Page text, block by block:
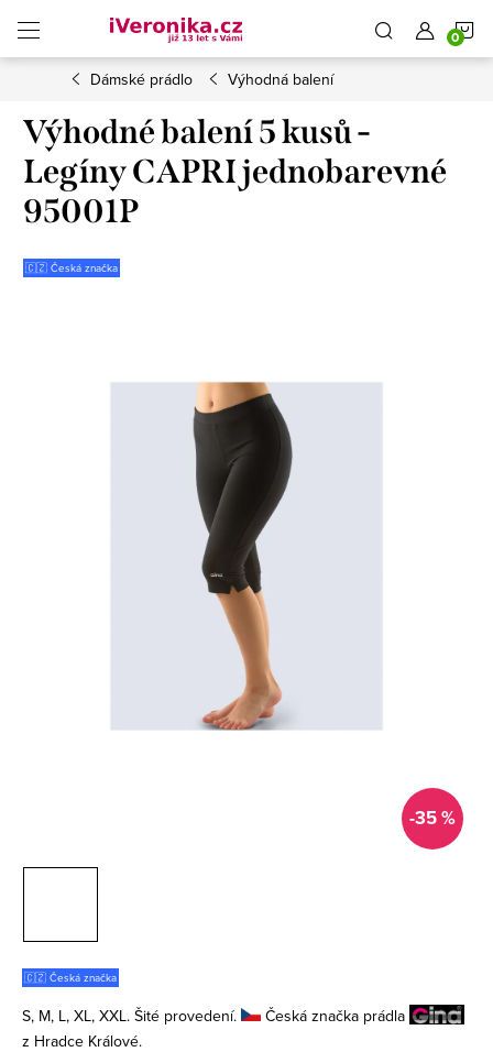
obsah
Dámské prádlo Výhodná balení
Výhodné balení 5 kusů -
Legíny CAPRI jednobarevné
95001P
🇨🇿 Česká značka
-35 %
🇨🇿 Česká značka
S, M, L, XL, XXL. Šité provedení.
Česká značka prádla
z Hradce Králové.